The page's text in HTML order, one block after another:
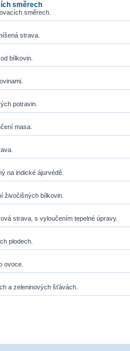
směrech
směrech.
strava.
bílkovin.
potravin.
masa.
na indické ájurvédě.
živočišných bílkovin.
strava, s vyloučením tepelné úpravy.
plodech.
ovoce.
a zeleninových šťávách.